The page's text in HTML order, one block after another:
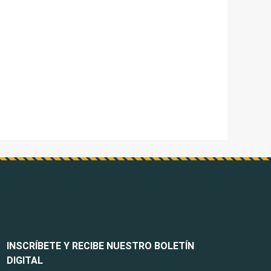
INSCRÍBETE Y RECIBE NUESTRO BOLETÍN
DIGITAL